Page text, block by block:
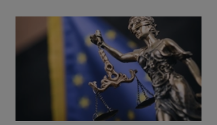
El caso es que se vuelve con frecuencia sobre